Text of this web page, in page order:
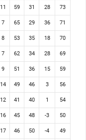
11 59 31 28 73
7 65 29 36 71
8 53 35 18 70
7 62 34 28 69
9 51 36 15 59
14 49 46 3 56
12 41 40 1 54
16 45 48 -3 50
17 46 50 -4 49